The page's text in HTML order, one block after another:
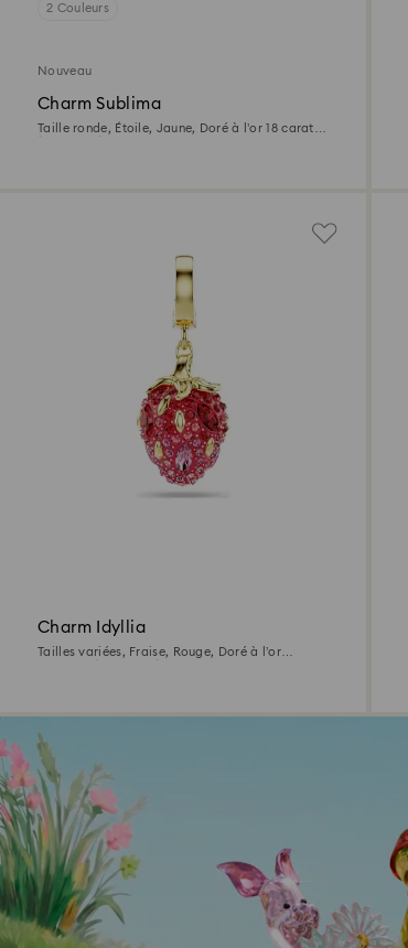
2 Couleurs
Nouveau
Charm Sublima
Taille ronde, Étoile, Jaune, Doré à l’or 18 carats
Charm Idyllia
Tailles variées, Fraise, Rouge, Doré à l’or